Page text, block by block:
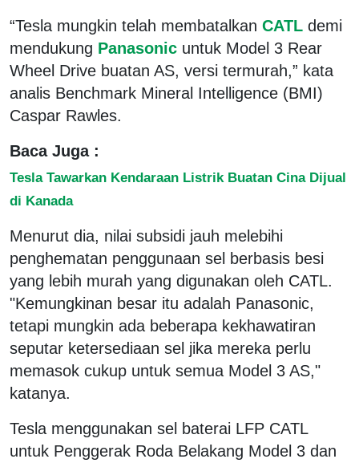
“Tesla mungkin telah membatalkan CATL demi
mendukung Panasonic untuk Model 3 Rear
Wheel Drive buatan AS, versi termurah,” kata
analis Benchmark Mineral Intelligence (BMI)
Caspar Rawles.
Baca Juga :
Tesla Tawarkan Kendaraan Listrik Buatan Cina Dijual
di Kanada
Menurut dia, nilai subsidi jauh melebihi
penghematan penggunaan sel berbasis besi
yang lebih murah yang digunakan oleh CATL.
"Kemungkinan besar itu adalah Panasonic,
tetapi mungkin ada beberapa kekhawatiran
seputar ketersediaan sel jika mereka perlu
memasok cukup untuk semua Model 3 AS,"
katanya.
Tesla menggunakan sel baterai LFP CATL
untuk Penggerak Roda Belakang Model 3 dan